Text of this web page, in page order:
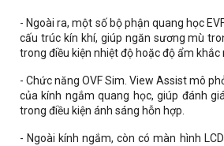
- Ngoài ra, một số bộ phận quang học
cấu trúc kín khí, giúp ngăn sương mù
trong điều kiện nhiệt độ hoặc độ ẩm khắc
- Chức năng OVF Sim. View Assist mô
của kính ngắm quang học, giúp đánh
trong điều kiện ánh sáng hỗn hợp.
- Ngoài kính ngắm, còn có màn hình